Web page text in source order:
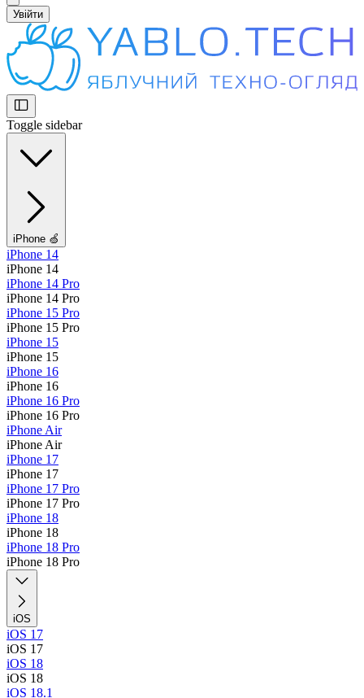
Увійти
Toggle sidebar
iPhone 🍏
iPhone 14
iPhone 14
iPhone 14 Pro
iPhone 14 Pro
iPhone 15 Pro
iPhone 15 Pro
iPhone 15
iPhone 15
iPhone 16
iPhone 16
iPhone 16 Pro
iPhone 16 Pro
iPhone Air
iPhone Air
iPhone 17
iPhone 17
iPhone 17 Pro
iPhone 17 Pro
iPhone 18
iPhone 18
iPhone 18 Pro
iPhone 18 Pro
iOS
iOS 17
iOS 17
iOS 18
iOS 18
iOS 18.1